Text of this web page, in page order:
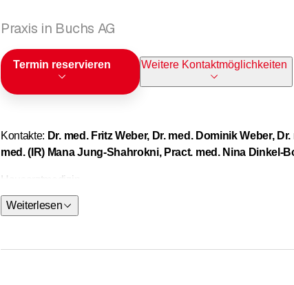
Praxis in Buchs AG
Termin reservieren Weitere Kontaktmöglichkeiten
Kontakte: Dr. med. Fritz Weber, Dr. med. Dominik Weber,
med. (IR) Mana Jung-Shahrokni, Pract. med. Nina Dinkel-
Hausarztmedizin
Hausärztliche Grundversorgung und Check-Ups
Weiterlesen